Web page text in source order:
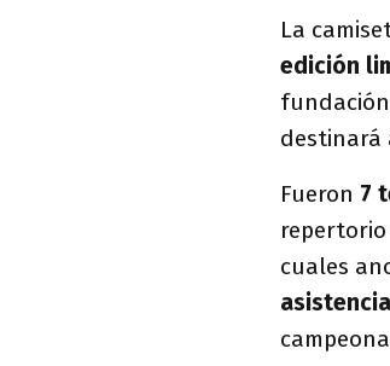
La
edición
destinará
Fueron 7
cuales